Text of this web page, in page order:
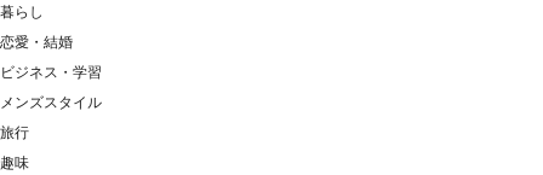
暮らし
恋愛・結婚
ビジネス・学習
メンズスタイル
旅行
趣味